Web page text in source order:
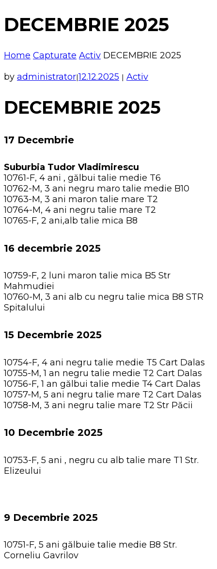
DECEMBRIE 2025
Home Capturate Activ DECEMBRIE 2025
by administrator|12.12.2025 | Activ
DECEMBRIE 2025
17 Decembrie
Suburbia Tudor Vladimirescu
10761-F, 4 ani , gălbui talie medie T6
10762-M, 3 ani negru maro talie medie B10
10763-M, 3 ani maron talie mare T2
10764-M, 4 ani negru talie mare T2
10765-F, 2 ani,alb talie mica B8
16 decembrie 2025
10759-F, 2 luni maron talie mica B5 Str
Mahmudiei
10760-M, 3 ani alb cu negru talie mica B8 STR
Spitalului
15 Decembrie 2025
10754-F, 4 ani negru talie medie T5 Cart Dalas
10755-M, 1 an negru talie medie T2 Cart Dalas
10756-F, 1 an gălbui talie medie T4 Cart Dalas
10757-M, 5 ani negru talie mare T2 Cart Dalas
10758-M, 3 ani negru talie mare T2 Str Păcii
10 Decembrie 2025
10753-F, 5 ani , negru cu alb talie mare T1 Str.
Elizeului
9 Decembrie 2025
10751-F, 5 ani gălbuie talie medie B8 Str.
Corneliu Gavrilov